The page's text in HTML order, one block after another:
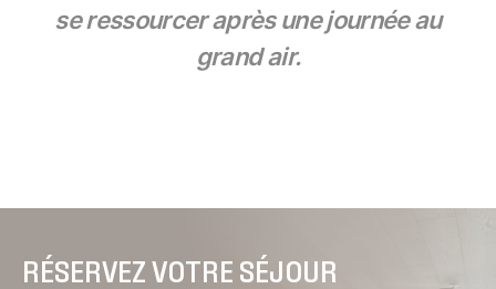
se ressourcer après une journée au
grand air.
RÉSERVEZ VOTRE SÉJOUR